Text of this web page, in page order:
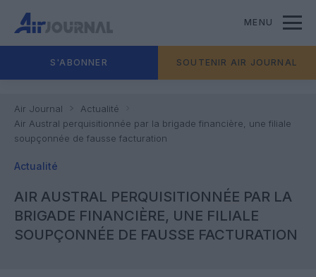
MENU
S'ABONNER SOUTENIR AIR JOURNAL
Air Journal
Actualité
Air Austral perquisitionnée par la brigade financière, une filiale
soupçonnée de fausse facturation
Actualité
AIR AUSTRAL PERQUISITIONNÉE PAR LA
BRIGADE FINANCIÈRE, UNE FILIALE
SOUPÇONNÉE DE FAUSSE FACTURATION